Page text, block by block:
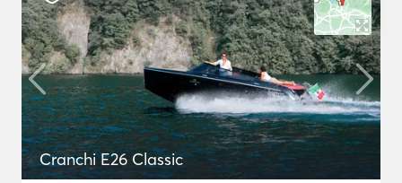
Cranchi E26 Classic